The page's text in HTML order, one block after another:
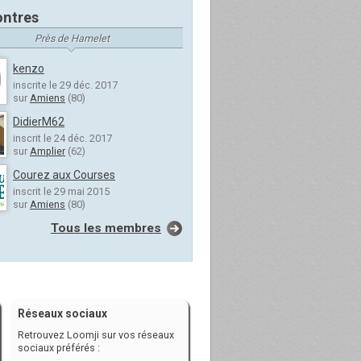
Près de Hamelet
kenzo
inscrite le 29 déc. 2017
sur Amiens (80)
DidierM62
inscrit le 24 déc. 2017
sur Amplier (62)
Courez aux Courses
inscrit le 29 mai 2015
sur Amiens (80)
Tous les membres
Réseaux sociaux
Retrouvez Loomji sur vos réseaux
sociaux préférés :